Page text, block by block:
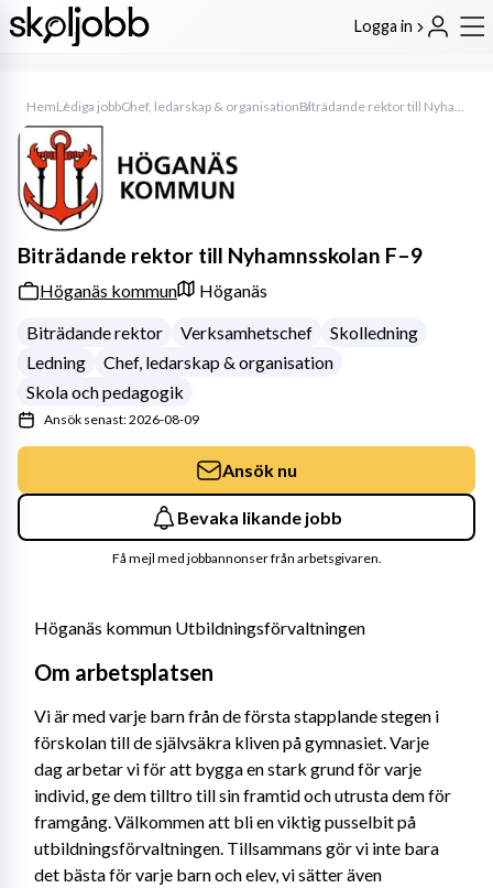
Logga in
HemLediga jobbChef, ledarskap & organisation Biträdande rektor till Nyhamnsskolan F–9
Höganäs kommun Utbildningsförvaltningen
Om arbetsplatsen
Vi är med varje barn från de första stapplande stegen i
förskolan till de självsäkra kliven på gymnasiet. Varje
dag arbetar vi för att bygga en stark grund för varje
individ, ge dem tilltro till sin framtid och utrusta dem för
framgång. Välkommen att bli en viktig pusselbit på
utbildningsförvaltningen. Tillsammans gör vi inte bara
det bästa för varje barn och elev, vi sätter även
Biträdande rektor till Nyhamnsskolan F–9
Höganäs kommun
Höganäs
Biträdande rektor
Verksamhetschef
Skolledning
Ledning
Chef, ledarskap & organisation
Skola och pedagogik
Ansök senast: 2026-08-09
Ansök nu
Bevaka likande jobb
Få mejl med jobbannonser från arbetsgivaren.